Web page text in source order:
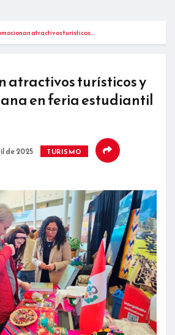
atractivos turísticos…
atractivos turísticos y
en feria estudiantil
de 2025 TURISMO